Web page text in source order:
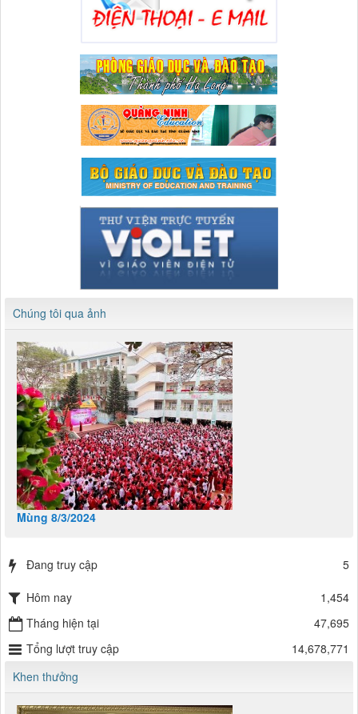
Chúng tôi qua ảnh
Mùng 8/3/2024
Đang truy cập 5
Hôm nay
1,454
Tháng hiện tại
47,695
Tổng lượt truy cập
14,678,771
Khen thưởng